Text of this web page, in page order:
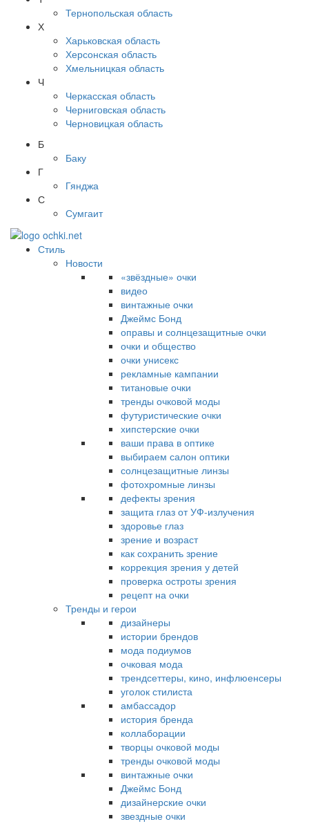
Тернопольская область
Х
Харьковская область
Херсонская область
Хмельницкая область
Ч
Черкасская область
Черниговская область
Черновицкая область
Б
Баку
Г
Гянджа
С
Сумгаит
Стиль
Новости
«звёздные» очки
видео
винтажные очки
Джеймс Бонд
оправы и солнцезащитные очки
очки и общество
очки унисекс
рекламные кампании
титановые очки
тренды очковой моды
футуристические очки
хипстерские очки
ваши права в оптике
выбираем салон оптики
солнцезащитные линзы
фотохромные линзы
дефекты зрения
защита глаз от УФ-излучения
здоровье глаз
зрение и возраст
как сохранить зрение
коррекция зрения у детей
проверка остроты зрения
рецепт на очки
Тренды и герои
дизайнеры
истории брендов
мода подиумов
очковая мода
трендсеттеры, кино, инфлюенсеры
уголок стилиста
амбассадор
история бренда
коллаборации
творцы очковой моды
тренды очковой моды
винтажные очки
Джеймс Бонд
дизайнерские очки
звездные очки